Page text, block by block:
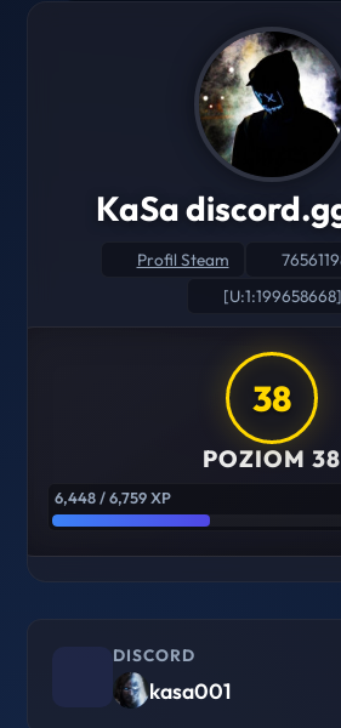
KaSa
Profil Steam
[U:1:199658668]
38
POZIOM 38
6,448 / 6,759 XP
DISCORD
kasa001